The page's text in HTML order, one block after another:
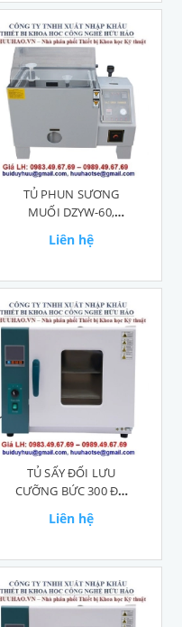
TỦ PHUN SƯƠNG
MUỐI DZYW-60,
Liên hệ
TỦ SẤY ĐỐI LƯU
CƯỠNG BỨC 300 ĐỘ
Liên hệ